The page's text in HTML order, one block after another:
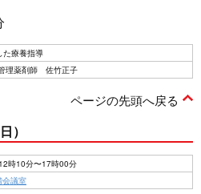
た療養指導
理薬剤師 佐竹正子
ページの先頭へ戻る
）
時10分〜17時00分
会議室